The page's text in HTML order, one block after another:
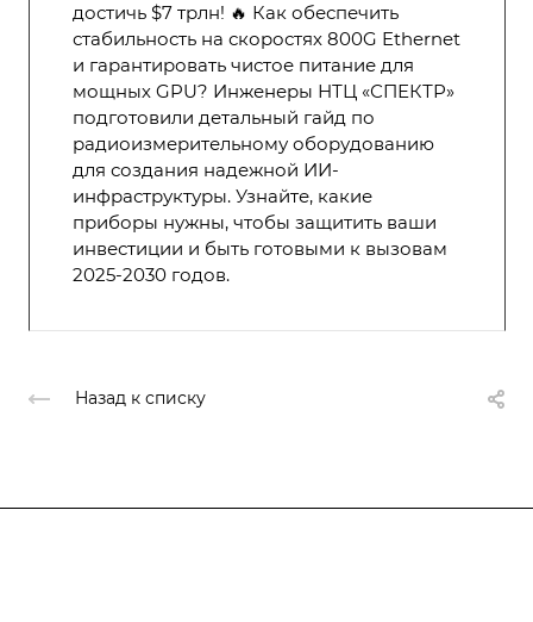
достичь $7 трлн! 🔥 Как обеспечить
стабильность на скоростях 800G Ethernet
и гарантировать чистое питание для
мощных GPU? Инженеры НТЦ «СПЕКТР»
подготовили детальный гайд по
радиоизмерительному оборудованию
для создания надежной ИИ-
инфраструктуры. Узнайте, какие
приборы нужны, чтобы защитить ваши
инвестиции и быть готовыми к вызовам
2025-2030 годов.
Назад к списку